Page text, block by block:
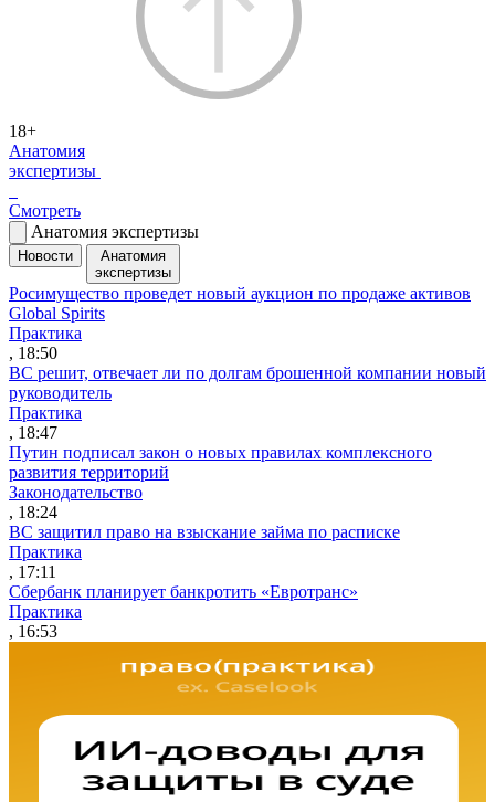
18+
Анатомия
экспертизы
Смотреть
Анатомия экспертизы
Новости
Анатомия
экспертизы
Росимущество проведет новый аукцион по продаже активов
Global Spirits
Практика
, 18:50
ВС решит, отвечает ли по долгам брошенной компании новый
руководитель
Практика
, 18:47
Путин подписал закон о новых правилах комплексного
развития территорий
Законодательство
, 18:24
ВС защитил право на взыскание займа по расписке
Практика
, 17:11
Сбербанк планирует банкротить «Евротранс»
Практика
, 16:53